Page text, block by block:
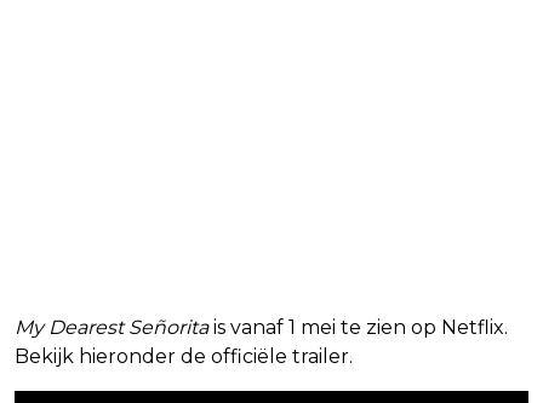
My Dearest Señoritais vanaf 1 mei te zien op Netflix.
Bekijk hieronder de officiële trailer.